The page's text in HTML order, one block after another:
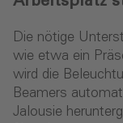
Die nötige
wie etwa ein
wird die
Beamers
Jalousie